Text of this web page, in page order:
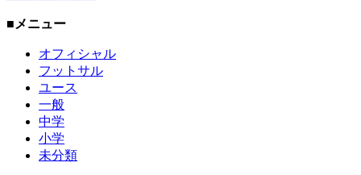
■メニュー
オフィシャル
フットサル
ユース
一般
中学
小学
未分類